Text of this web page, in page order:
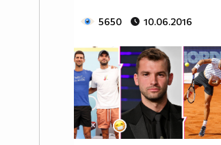
5650 10.06.2016